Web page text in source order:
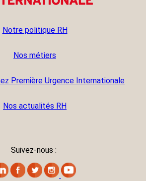
Notre politique RH
Nos métiers
Première Urgence Internationale
Nos actualités RH
Suivez-nous :